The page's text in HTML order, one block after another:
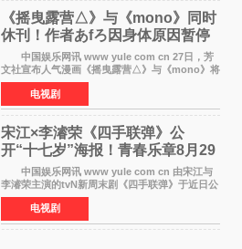
《摇曳露营△》与《mono》同时
休刊！作者あfろ因身体原因暂停
双连载
中国娱乐网讯 www yule com cn 27日，芳
文社宣布人气漫画《摇曳露营△》与《mono》将
暂停连载一段时间，原因是漫画家あfろ身体状况
不佳。 编辑部表示：一直承蒙各位对
《mono》的喜爱，
电视剧
宋江×李濬荣《四手联弹》公
开“十七岁”海报！青春乐章8月29
日奏响
中国娱乐网讯 www yule com cn 由宋江与
李濬荣主演的tvN新周末剧《四手联弹》于近日公
开十七岁版海报，以充满青春气息的画面再度点
燃观众期待。 海报中，宋江与李濬荣并肩站
在音乐教室的
电视剧